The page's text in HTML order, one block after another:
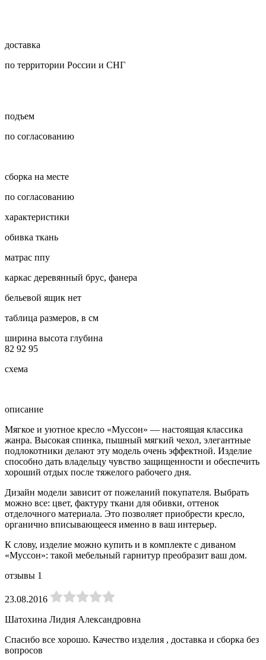
доставка
по территории России и СНГ
подъем
по согласованию
сборка на месте
по согласованию
характеристики
обивка ткань
матрас ппу
каркас деревянный брус, фанера
бельевой ящик нет
таблица размеров, в см
ширина высота глубина
82 92 95
схема
описание
Мягкое и уютное кресло «Муссон» — настоящая классика
жанра. Высокая спинка, пышный мягкий чехол, элегантные
подлокотники делают эту модель очень эффектной. Изделие
способно дать владельцу чувство защищенности и обеспечить
хороший отдых после тяжелого рабочего дня.
Дизайн модели зависит от пожеланий покупателя. Выбрать
можно все: цвет, фактуру ткани для обивки, оттенок
отделочного материала. Это позволяет приобрести кресло,
органично вписывающееся именно в ваш интерьер.
К слову, изделие можно купить и в комплекте с диваном
«Муссон»: такой мебельный гарнитур преобразит ваш дом.
отзывы 1
23.08.2016
Шатохина Лидия Александровна
Спасибо все хорошо. Качество изделия , доставка и сборка без
вопросов